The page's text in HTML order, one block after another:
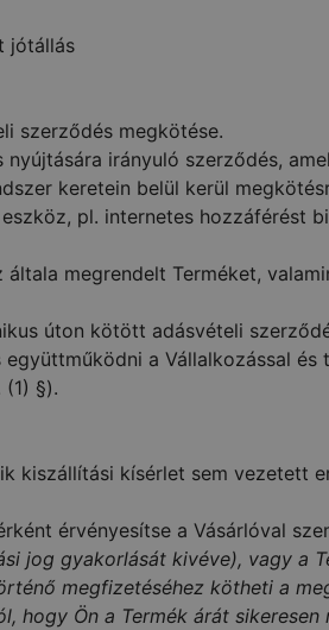
jótállás
szerződés megkötése.
irányuló szerződés,
keretein belül kerül
pl. internetes hozzáférést
megrendelt Terméket,
úton kötött adásvételi
a Vállalkozással és
§).
kiszállítási kísérlet sem vezetett
érvényesítse a Vásárlóval
jog gyakorlását kivéve), vagy a
megfizetéséhez kötheti a
hogy Ön a Termék árát